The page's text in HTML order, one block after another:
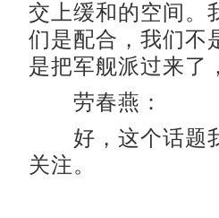
交上缓和的空间。
们是配合，我们不
是把军舰派过来了
劳春燕：
好，这个话题我
关注。